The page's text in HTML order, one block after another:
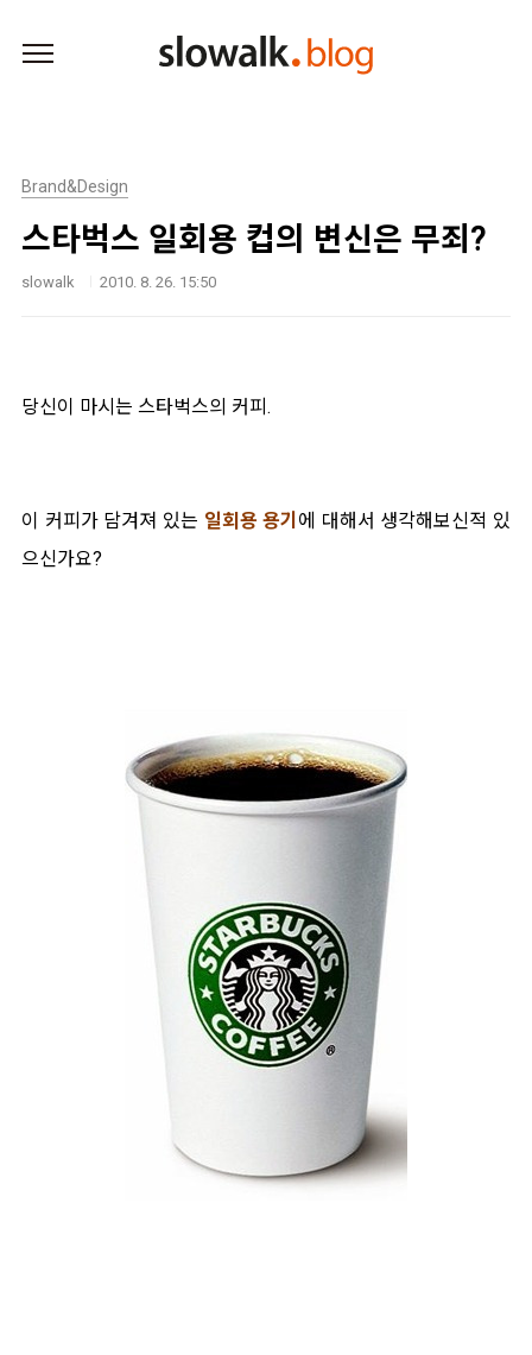
Brand&Design
스타벅스 일회용 컵의 변신은 무죄?
slowalk 2010. 8. 26. 15:50
당신이 마시는 스타벅스의 커피.
이 커피가 담겨져 있는 일회용 용기 에 대해서 생각해보신적 있
으신가요?